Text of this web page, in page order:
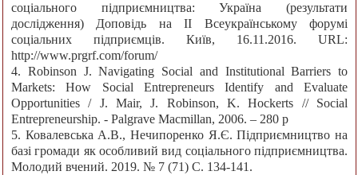
соціального підприємництва: Україна (результати
дослідження) Доповідь на ІІ Всеукраїнському форумі
соціальних підприємців. Київ, 16.11.2016. URL:
http://www.prgrf.com/forum/
4. Robinson J. Navigating Social and Institutional Barriers to
Markets: How Social Entrepreneurs Identify and Evaluate
Opportunities / J. Mair, J. Robinson, K. Hockerts // Social
Entrepreneurship. - Palgrave Macmillan, 2006. – 280 р
5. Ковалевська А.В., Нечипоренко Я.Є. Підприємництво на
базі громади як особливий вид соціального підприємництва.
Молодий вчений. 2019. № 7 (71) С. 134-141.